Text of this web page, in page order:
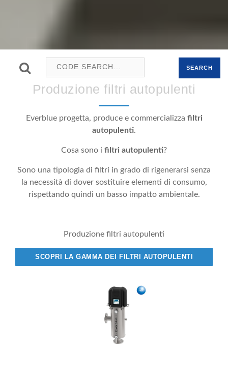
SEARCH
Produzione filtri autopulenti
Everblue progetta, produce e commercializza filtri
autopulenti.
Cosa sono i filtri autopulenti?
Sono una tipologia di filtri in grado di rigenerarsi senza
la necessità di dover sostituire elementi di consumo,
rispettando quindi un basso impatto ambientale.
Produzione filtri autopulenti
SCOPRI LA GAMMA DEI FILTRI AUTOPULENTI